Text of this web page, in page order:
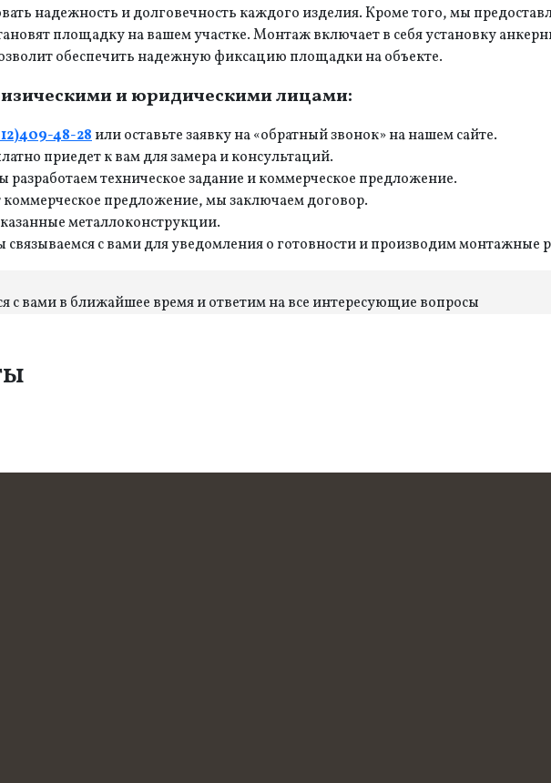
надежность и долговечность каждого изделия. Кроме того, мы
площадку на вашем участке. Монтаж включает в себя установку
обеспечить надежную фиксацию площадки на объекте.
и юридическими лицами:
48-28или оставьте заявку на «обратный звонок» на нашем сайте.
приедет к вам для замера и консультаций.
техническое задание и коммерческое предложение.
коммерческое предложение, мы заключаем договор.
металлоконструкции.
связываемся с вами для уведомления о готовности и производим монтажные
с вами в ближайшее время и ответим на все интересующие вопросы